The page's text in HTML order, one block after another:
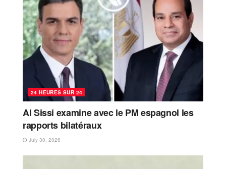
24 HEURES SUR 24
Al Sissi examine avec le PM espagnol les
rapports bilatéraux
July 30, 2026